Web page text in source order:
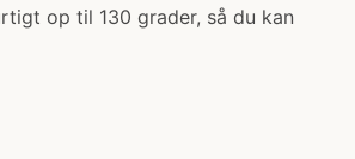
op til 130 grader, så du kan